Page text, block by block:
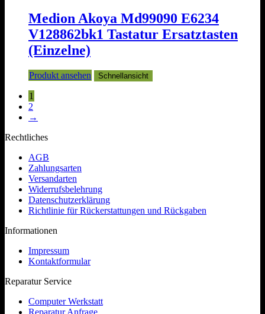
Medion Akoya Md99090 E6234
V128862bk1 Tastatur Ersatztasten
(Einzelne)
Produkt ansehen Schnellansicht
1
2
→
Rechtliches
AGB
Zahlungsarten
Versandarten
Widerrufsbelehrung
Datenschutzerklärung
Richtlinie für Rückerstattungen und Rückgaben
Informationen
Impressum
Kontaktformular
Reparatur Service
Computer Werkstatt